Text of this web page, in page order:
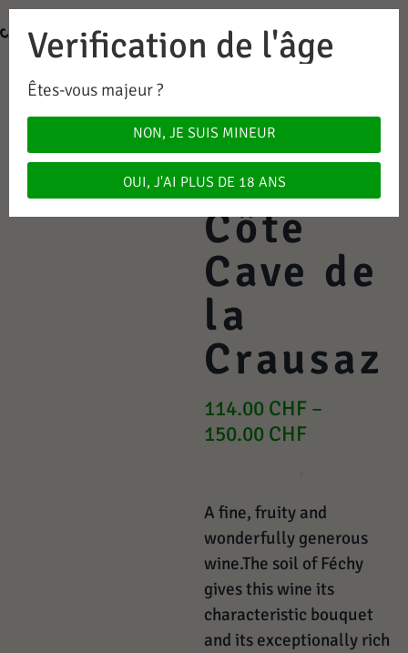
Féchy
AOC La
Côte
Cave de
la
Crausaz
114.00 CHF –
150.00 CHF
A fine, fruity and
wonderfully generous
wine.The soil of Féchy
gives this wine its
characteristic bouquet
and its exceptionally rich
Verification de l'âge
Êtes-vous majeur ?
NON, JE SUIS MINEUR
OUI, J'AI PLUS DE 18 ANS